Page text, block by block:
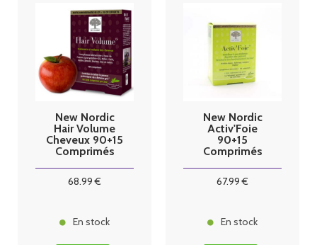
New Nordic
Hair Volume
Cheveux 90+15
Comprimés
68.99 €
En stock
New Nordic
Activ'Foie
90+15
Comprimés
67.99 €
En stock